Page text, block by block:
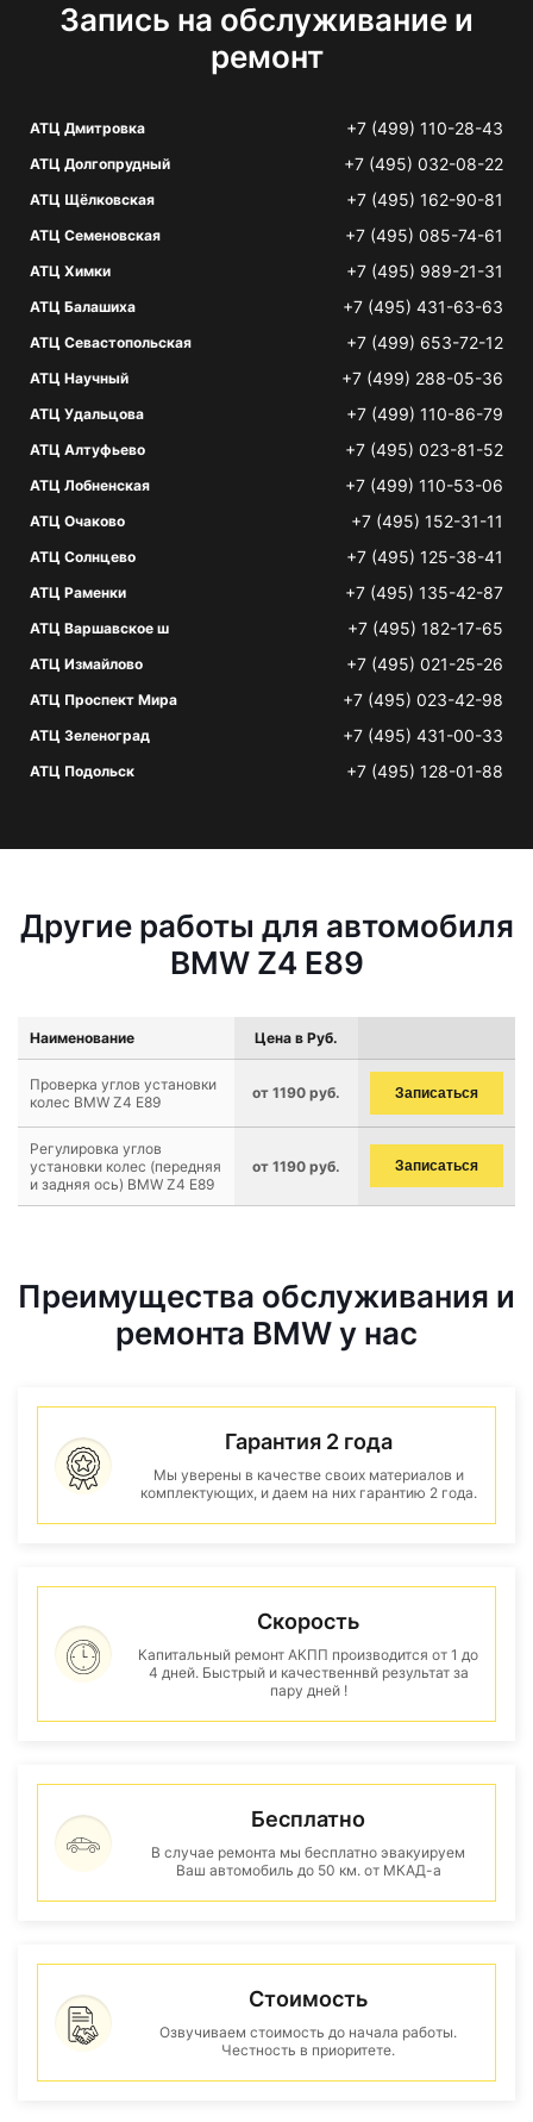
Запись на обслуживание и
ремонт
АТЦ Дмитровка +7 (499) 110-28-43
АТЦ Долгопрудный +7 (495) 032-08-22
АТЦ Щёлковская +7 (495) 162-90-81
АТЦ Семеновская +7 (495) 085-74-61
АТЦ Химки +7 (495) 989-21-31
АТЦ Балашиха +7 (495) 431-63-63
АТЦ Севастопольская +7 (499) 653-72-12
АТЦ Научный +7 (499) 288-05-36
АТЦ Удальцова +7 (499) 110-86-79
АТЦ Алтуфьево +7 (495) 023-81-52
АТЦ Лобненская +7 (499) 110-53-06
АТЦ Очаково +7 (495) 152-31-11
АТЦ Солнцево +7 (495) 125-38-41
АТЦ Раменки +7 (495) 135-42-87
АТЦ Варшавское ш +7 (495) 182-17-65
АТЦ Измайлово +7 (495) 021-25-26
АТЦ Проспект Мира +7 (495) 023-42-98
АТЦ Зеленоград +7 (495) 431-00-33
АТЦ Подольск +7 (495) 128-01-88
Другие работы для автомобиля
BMW Z4 E89
Наименование Цена в Руб.
Проверка углов установки
колес BMW Z4 E89
от 1190 руб. Записаться
Регулировка углов
установки колес (передняя
и задняя ось) BMW Z4 E89
от 1190 руб. Записаться
Преимущества обслуживания и
ремонта BMW у нас
Гарантия 2 года
Мы уверены в качестве своих материалов и
комплектующих, и даем на них гарантию 2 года.
Скорость
Капитальный ремонт АКПП производится от 1 до
4 дней. Быстрый и качественнвй результат за
пару дней !
Бесплатно
В случае ремонта мы бесплатно эвакуируем
Ваш автомобиль до 50 км. от МКАД-а
Стоимость
Озвучиваем стоимость до начала работы.
Честность в приоритете.